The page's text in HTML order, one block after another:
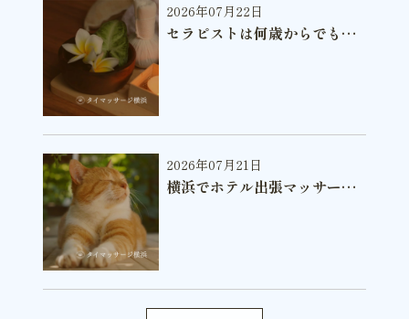
2026年07月22日
セラピストは何歳からでも始
2026年07月21日
横浜でホテル出張マッサージ